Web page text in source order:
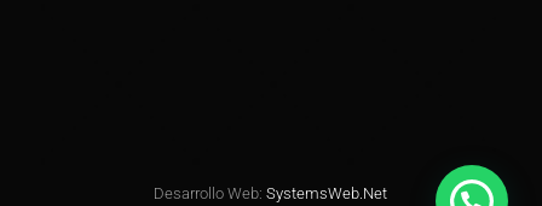
Desarrollo Web: SystemsWeb.Net